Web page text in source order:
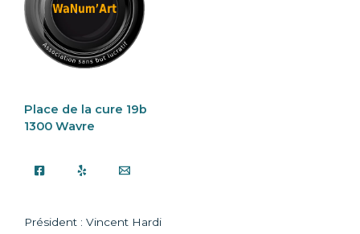
Place de la cure 19b
1300 Wavre
Président : Vincent Hardi